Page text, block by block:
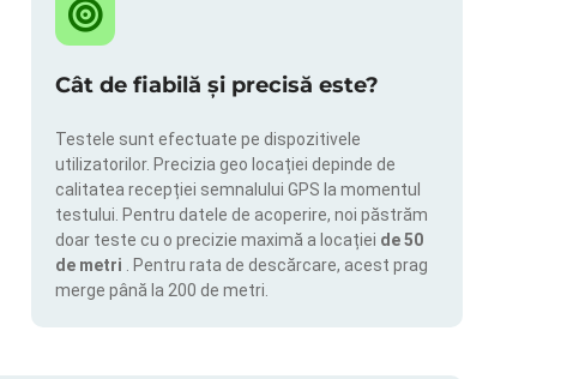
Cât de fiabilă și precisă este?
Testele sunt efectuate pe dispozitivele
utilizatorilor. Precizia geo locației depinde de
calitatea recepției semnalului GPS la momentul
testului. Pentru datele de acoperire, noi păstrăm
doar teste cu o precizie maximă a locației de 50
de metri
. Pentru rata de descărcare, acest prag
merge până la 200 de metri.